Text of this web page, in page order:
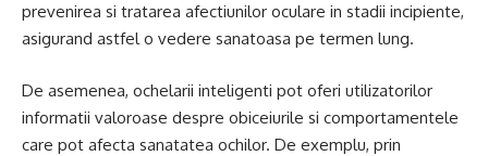
prevenirea si tratarea afectiunilor oculare in stadii incipiente,
asigurand astfel o vedere sanatoasa pe termen lung.
De asemenea, ochelarii inteligenti pot oferi utilizatorilor
informatii valoroase despre obiceiurile si comportamentele
care pot afecta sanatatea ochilor. De exemplu, prin